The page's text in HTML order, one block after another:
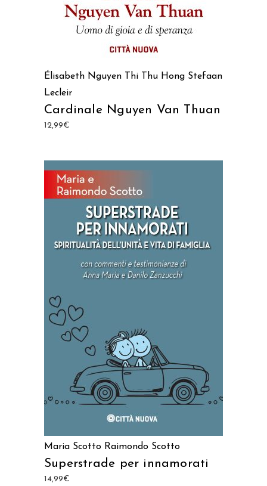
Élisabeth Nguyen Thi Thu Hong Stefaan
Lecleir
Cardinale Nguyen Van Thuan
12,99€
Maria Scotto Raimondo Scotto
Superstrade per innamorati
14,99€